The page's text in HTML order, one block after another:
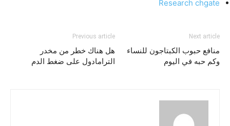
Research chgate
Previous article
هل هناك خطر من مخدر
الترامادول على ضغط الدم
Next article
منافع حبوب الكبتاجون للنساء
وكم حبه في اليوم